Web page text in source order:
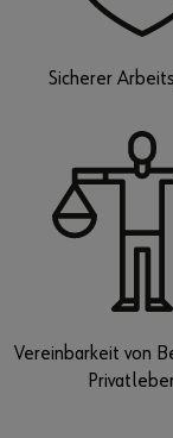
Sicherer
Vereinbarkeit von